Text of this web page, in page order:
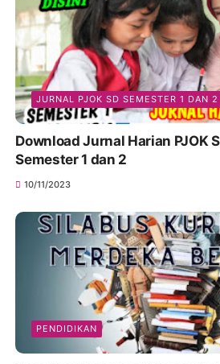
JURNAL PJOK SD SEMESTER 1 DAN 2
Download Jurnal Harian PJOK
Semester 1 dan 2
10/11/2023
PENDIDIKAN